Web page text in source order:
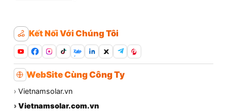
Kết Nối Với Chúng Tôi
Zalo
WebSite Cùng Công Ty
› Vietnamsolar.vn
› Vietnamsolar.com.vn